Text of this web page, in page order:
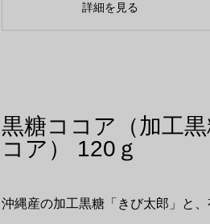
詳細を見る
黒糖ココア（加工黒
コア） 120ｇ
沖縄産の加工黒糖「きび太郎」と